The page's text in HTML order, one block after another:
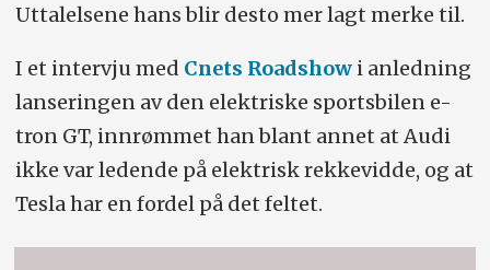
Uttalelsene hans blir desto mer lagt merke til.
I et intervju med Cnets Roadshowi anledning
lanseringen av den elektriske sportsbilen e-
tron GT, innrømmet han blant annet at Audi
ikke var ledende på elektrisk rekkevidde, og at
Tesla har en fordel på det feltet.